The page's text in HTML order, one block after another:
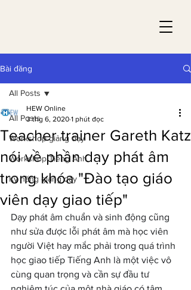
Bài đăng
All Posts
Workshop giảng dạy
Workshop Tiếng Anh
Kỹ năng giảng dạy
All Posts
Teacher trainer Gareth Katz
nói về phần dạy phát âm
trong khóa "Đào tạo giáo
viên dạy giao tiếp"
HEW Online
3 thg 6, 2020 1 phút đọc
Dạy phát âm chuẩn và sinh động cũng
như sửa được lỗi phát âm mà học viên
người Việt hay mắc phải trong quá trình
học giao tiếp Tiếng Anh là một việc vô
cùng quan trọng và cần sự đầu tư